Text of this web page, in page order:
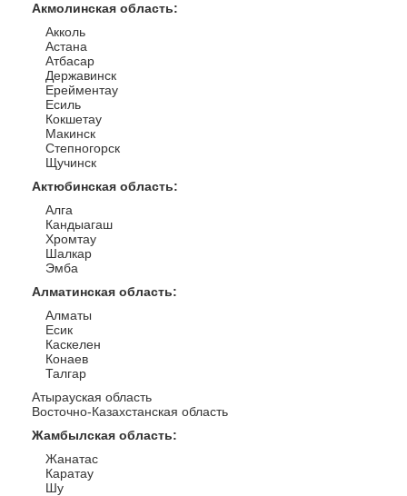
Акмолинская область:
Акколь
Астана
Атбасар
Державинск
Ерейментау
Есиль
Кокшетау
Макинск
Степногорск
Щучинск
Актюбинская область:
Алга
Кандыагаш
Хромтау
Шалкар
Эмба
Алматинская область:
Алматы
Есик
Каскелен
Конаев
Талгар
Атырауская область
Восточно-Казахстанская область
Жамбылская область:
Жанатас
Каратау
Шу